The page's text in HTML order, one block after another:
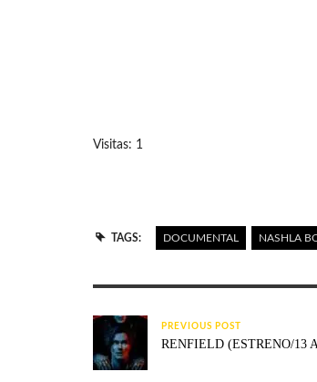
Visitas: 1
TAGS: DOCUMENTAL NASHLA
PREVIOUS POST
RENFIELD (ESTRENO/13